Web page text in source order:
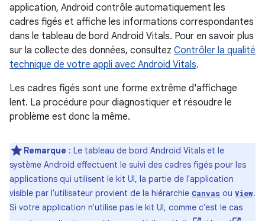
application, Android contrôle automatiquement les
cadres figés et affiche les informations correspondantes
dans le tableau de bord Android Vitals. Pour en savoir plus
sur la collecte des données, consultez Contrôler la qualité
technique de votre appli avec Android Vitals.
Les cadres figés sont une forme extrême d'affichage
lent. La procédure pour diagnostiquer et résoudre le
problème est donc la même.
Remarque : Le tableau de bord Android Vitals et le
système Android effectuent le suivi des cadres figés pour les
applications qui utilisent le kit UI, la partie de l'application
visible par l'utilisateur provient de la hiérarchie Canvas ou View.
Si votre application n'utilise pas le kit UI, comme c'est le cas